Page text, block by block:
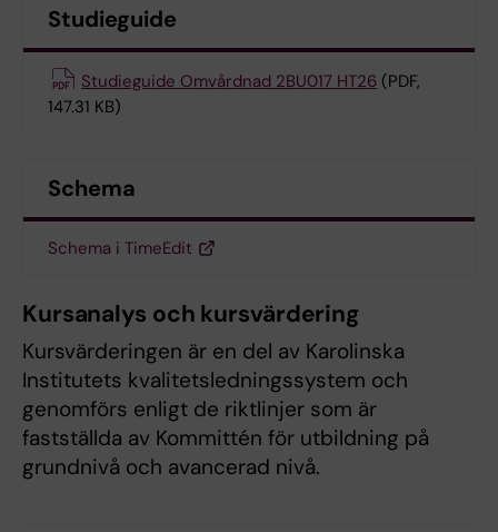
Studieguide
Studieguide Omvårdnad 2BU017 HT26 (PDF,
147.31 KB)
Schema
Schema i TimeEdit
Kursanalys och kursvärdering
Kursvärderingen är en del av Karolinska
Institutets kvalitetsledningssystem och
genomförs enligt de riktlinjer som är
fastställda av Kommittén för utbildning på
grundnivå och avancerad nivå.